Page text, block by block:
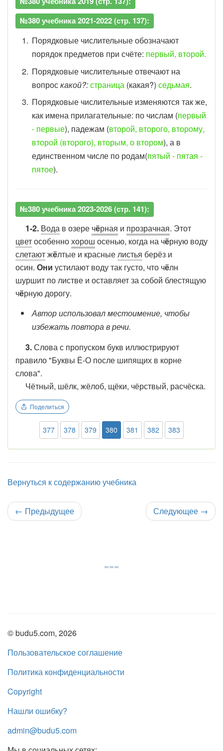
№380 учебника 2021-2022 (стр. 137):
Порядковые числительные обозначают
порядок предметов при счёте: первый, второй.
Порядковые числительные отвечают на
вопроскакой?:страница (какая?) седьмая.
Порядковые числительные изменяются так же,
как имена прилагательные: по числам (первый
- первые), падежам (второй, второго, второму,
второй (второго), вторым, о втором), а в
единственном числе по родам(пятый - пятая -
пятое).
№380 учебника 2023-2026 (стр. 141):
1-2. Вода в озере чёрная и прозрачная. Этот
цветособеннохорош осенью, когда на чёрную воду
слетаютжёлтые и красныелистья берёз и
осин. Они устилают воду так густо, что чёлн
шуршит по листве и оставляет за собой блестящую
чёрную дорогу.
Автор использовал местоимение, чтобы
избежать повтора в речи.
3.Слова с пропуском букв иллюстрируют
правило "Буквы Ё-О после шипящих в корне
слова".
Чётный, шёлк, жёлоб, щёки, чёрствый, расчёска.
Поделиться
377 378 379 380 381 382 383
Вернуться к содержанию учебника
← Предыдущее Следующее →
© budu5.com, 2026
Пользовательское соглашение
Политика конфиденциальности
Copyright
Нашли ошибку?
admin@budu5.com